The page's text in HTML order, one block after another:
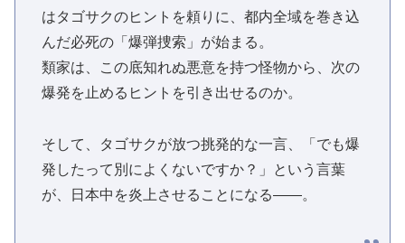
はタゴサクのヒントを頼りに、都内全域を巻き込
んだ必死の「爆弾捜索」が始まる。
類家は、この底知れぬ悪意を持つ怪物から、次の
爆発を止めるヒントを引き出せるのか。
そして、タゴサクが放つ挑発的な一言、「でも爆
発したって別によくないですか？」という言葉
が、日本中を炎上させることになる——。